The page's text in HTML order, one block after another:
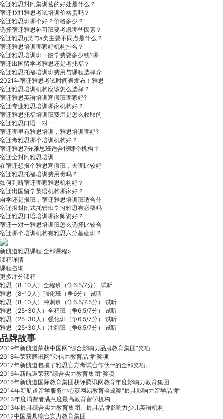
宿迁雅思封闭集训营的好处是什么？
宿迁1对1雅思考试培训价格贵吗？
宿迁雅思班哪个好？价格多少？
选择宿迁雅思补习班要考虑哪些因素？
宿迁雅思g类与a类主要不同点是什么？
宿迁雅思培训哪家好机构排名？
宿迁雅思培训班一般学费要多少钱?哪
宿迁出国留学考雅思还是考托福？
宿迁雅思托福培训班费用与课程选择介
2021年宿迁雅思考试时间表发布！雅思
宿迁雅思培训机构应该怎么选择？
宿迁雅思英语培训寒假班哪家好?
宿迁专业雅思培训哪家机构好？
宿迁雅思托福培训班费用是怎么收取的
宿迁雅思口语一对一
宿迁哪里有雅思培训，雅思培训哪好?
宿迁考雅思哪个培训机构好？
宿迁雅思7分雅思班适合报哪个机构？
宿迁全封闭雅思培训
在宿迁想报个雅思寒假班，去哪比较好
宿迁雅思托福培训费用贵吗？
如何判断宿迁哪家雅思机构好？
宿迁出国留学英语机构哪家好？
自学还是报班，宿迁雅思培训班适合什
宿迁报封闭式托管班学习雅思有必要吗
宿迁雅思口语培训哪家师资好？
宿迁一对一雅思培训班怎么选择比较合
宿迁哪个培训机构有雅思六分基础班？
新航道雅思课程 全部课程>
课程详情
课程咨询
更多冲分课程
雅思（8-10人）全程班（争6.5/7分）
试听
雅思（8-10人）强化班（争6分）
试听
雅思（8-10人）冲刺班（争6.5/7.5分） 试听
雅思（25-30人）全程班（争6.5/7分）
试听
雅思（25-30人）强化班（争6.5/7分） 试听
雅思（25-30人）冲刺班（争6.5/7分） 试听
品牌故事
2019年新航道荣获中国网“综合影响力品牌教育集团”奖项
2018年荣获腾讯网“公信力教育品牌”奖项
2017年新航道包揽了雅思官方考试合作伙伴的全部奖项。
2016年新航道荣获“综合实力教育集团”奖项
2015年新航道国际教育集团获评腾讯网教育年度影响力教育集团
2014年新航道留学服务中心获网易教育金翼奖“最具影响力留学品牌”
2013年度消费者满意度最高教育留学机构
2013年最具综合实力教育集团、最具品牌影响力少儿英语机构
2012中国最具综合实力教育集团